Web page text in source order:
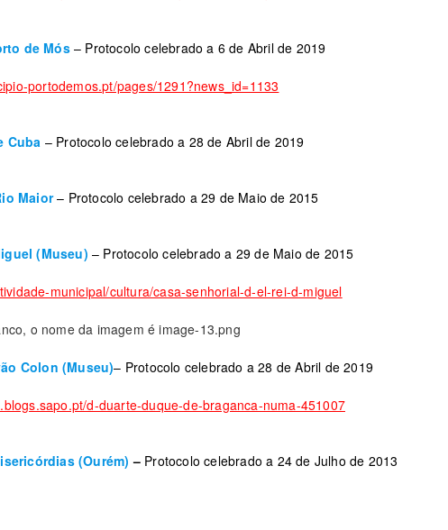
de Mós– Protocolo celebrado a 6 de Abril de 2019
portodemos.pt/pages/1291?news_id=1133
Cuba – Protocolo celebrado a 28 de Abril de 2019
Maior– Protocolo celebrado a 29 de Maio de 2015
(Museu) – Protocolo celebrado a 29 de Maio de 2015
municipal/cultura/casa-senhorial-d-el-rei-d-miguel
Colon (Museu)– Protocolo celebrado a 28 de Abril de 2019
d-duarte-duque-de-braganca-numa-451007
(Ourém)– Protocolo celebrado a 24 de Julho de 2013